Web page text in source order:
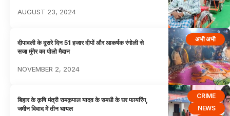
AUGUST 23, 2024
अभी अभी
दीपावली के दूसरे दिन 51 हजार दीपों और आकर्षक रंगोली से
सजा मुंगेर का पोलो मैदान
NOVEMBER 2, 2024
CRIME
NEWS
बिहार के कृषि मंत्री रामकृपाल यादव के समधी के घर फायरिंग,
जमीन विवाद में तीन घायल